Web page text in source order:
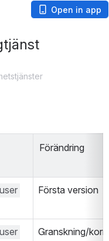
Open in app
Förändring
Första version
Granskning/